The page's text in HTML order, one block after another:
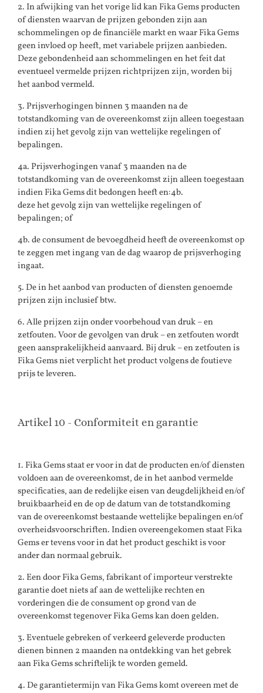
2. In afwijking van het vorige lid kan Fika Gems producten
of diensten waarvan de prijzen gebonden zijn aan
schommelingen op de financiële markt en waar Fika Gems
geen invloed op heeft, met variabele prijzen aanbieden.
Deze gebondenheid aan schommelingen en het feit dat
eventueel vermelde prijzen richtprijzen zijn, worden bij
het aanbod vermeld.
3. Prijsverhogingen binnen 3 maanden na de
totstandkoming van de overeenkomst zijn alleen toegestaan
indien zij het gevolg zijn van wettelijke regelingen of
bepalingen.
4a. Prijsverhogingen vanaf 3 maanden na de
totstandkoming van de overeenkomst zijn alleen toegestaan
indien Fika Gems dit bedongen heeft en:4b.
deze het gevolg zijn van wettelijke regelingen of
bepalingen; of
4b. de consument de bevoegdheid heeft de overeenkomst op
te zeggen met ingang van de dag waarop de prijsverhoging
ingaat.
5. De in het aanbod van producten of diensten genoemde
prijzen zijn inclusief btw.
6. Alle prijzen zijn onder voorbehoud van druk – en
zetfouten. Voor de gevolgen van druk – en zetfouten wordt
geen aansprakelijkheid aanvaard. Bij druk – en zetfouten is
Fika Gems niet verplicht het product volgens de foutieve
prijs te leveren.
Artikel 10 - Conformiteit en garantie
1. Fika Gems staat er voor in dat de producten en/of diensten
voldoen aan de overeenkomst, de in het aanbod vermelde
specificaties, aan de redelijke eisen van deugdelijkheid en/of
bruikbaarheid en de op de datum van de totstandkoming
van de overeenkomst bestaande wettelijke bepalingen en/of
overheidsvoorschriften. Indien overeengekomen staat Fika
Gems er tevens voor in dat het product geschikt is voor
ander dan normaal gebruik.
2. Een door Fika Gems, fabrikant of importeur verstrekte
garantie doet niets af aan de wettelijke rechten en
vorderingen die de consument op grond van de
overeenkomst tegenover Fika Gems kan doen gelden.
3. Eventuele gebreken of verkeerd geleverde producten
dienen binnen 2 maanden na ontdekking van het gebrek
aan Fika Gems schriftelijk te worden gemeld.
4. De garantietermijn van Fika Gems komt overeen met de